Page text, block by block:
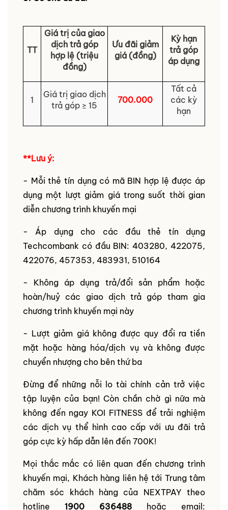
TT
Giá trị của giao
dịch trả góp
hợp lệ (triệu
đồng)
Ưu đãi giảm
giá (đồng)
Kỳ hạn
trả góp
áp dụng
1
Giá trị giao dịch
trả góp ≥ 15
700.000
Tất cả
các kỳ
hạn
**Lưu ý:
- Mỗi thẻ tín dụng có mã BIN hợp lệ được áp
dụng một lượt giảm giá trong suốt thời gian
diễn chương trình khuyến mại
- Áp dụng cho các đầu thẻ tín dụng
Techcombank có đầu BIN: 403280, 422075,
422076, 457353, 483931, 510164
- Không áp dụng trả/đổi sản phẩm hoặc
hoàn/huỷ các giao dịch trả góp tham gia
chương trình khuyến mại này
- Lượt giảm giá không được quy đổi ra tiền
mặt hoặc hàng hóa/dịch vụ và không được
chuyển nhượng cho bên thứ ba
Đừng để những nỗi lo tài chính cản trở việc
tập luyện của bạn! Còn chần chờ gì nữa mà
không đến ngay KOI FITNESS để trải nghiệm
các dịch vụ thể hình cao cấp với ưu đãi trả
góp cực kỳ hấp dẫn lên đến 700K!
Mọi thắc mắc có liên quan đến chương trình
khuyến mại, Khách hàng liên hệ tới Trung tâm
chăm sóc khách hàng của NEXTPAY theo
hotline 1900 636488 hoặc email: